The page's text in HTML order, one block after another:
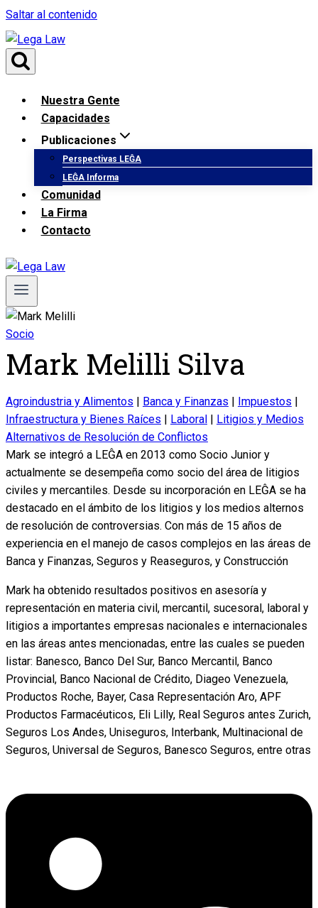
Saltar al contenido
Nuestra Gente
Capacidades
Publicaciones
Perspectivas LEĜA
LEĜA Informa
Comunidad
La Firma
Contacto
Socio
Mark Melilli Silva
Agroindustria y Alimentos | Banca y Finanzas | Impuestos |
Infraestructura y Bienes Raíces | Laboral | Litigios y Medios
Alternativos de Resolución de Conflictos
Mark se integró a LEĜA en 2013 como Socio Junior y
actualmente se desempeña como socio del área de litigios
civiles y mercantiles. Desde su incorporación en LEĜA se ha
destacado en el ámbito de los litigios y los medios alternos
de resolución de controversias. Con más de 15 años de
experiencia en el manejo de casos complejos en las áreas de
Banca y Finanzas, Seguros y Reaseguros, y Construcción
Mark ha obtenido resultados positivos en asesoría y
representación en materia civil, mercantil, sucesoral, laboral y
litigios a importantes empresas nacionales e internacionales
en las áreas antes mencionadas, entre las cuales se pueden
listar: Banesco, Banco Del Sur, Banco Mercantil, Banco
Provincial, Banco Nacional de Crédito, Diageo Venezuela,
Productos Roche, Bayer, Casa Representación Aro, APF
Productos Farmacéuticos, Eli Lilly, Real Seguros antes Zurich,
Seguros Los Andes, Uniseguros, Interbank, Multinacional de
Seguros, Universal de Seguros, Banesco Seguros, entre otras